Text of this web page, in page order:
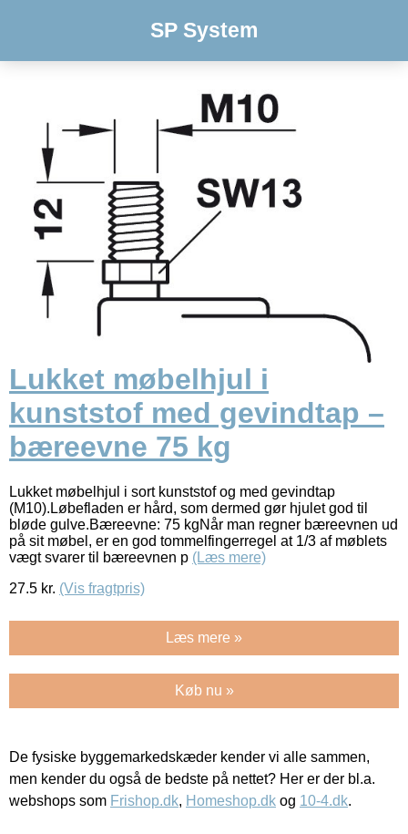
SP System
Lukket møbelhjul i
kunststof med gevindtap –
bæreevne 75 kg
Lukket møbelhjul i sort kunststof og med gevindtap
(M10).Løbefladen er hård, som dermed gør hjulet god til
bløde gulve.Bæreevne: 75 kgNår man regner bæreevnen ud
på sit møbel, er en god tommelfingerregel at 1/3 af møblets
vægt svarer til bæreevnen p (Læs mere)
27.5 kr. (Vis fragtpris)
Læs mere »
Køb nu »
De fysiske byggemarkedskæder kender vi alle sammen,
men kender du også de bedste på nettet? Her er der bl.a.
webshops som Frishop.dk, Homeshop.dk og 10-4.dk.